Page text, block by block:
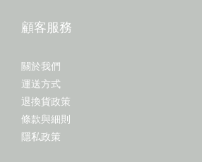
顧客服務
關於我們
運送方式
退換貨政策
條款與細則
隱私政策